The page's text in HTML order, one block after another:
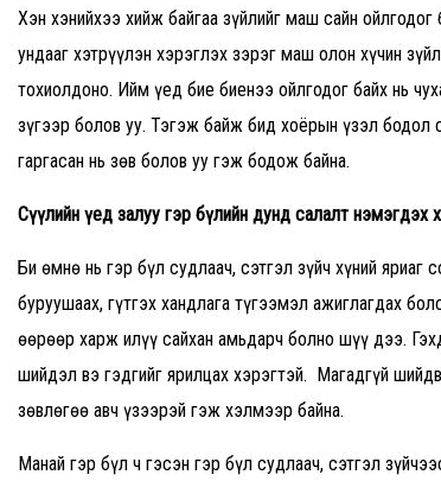
Хэн хэнийхээ хийж байгаа зүйлийг маш сайн
ундааг хэтрүүлэн хэрэглэх зэрэг маш олон хүчин
тохиолдоно. Ийм үед бие биенээ ойлгодог байх нь
зүгээр болов уу. Тэгэж байж бид хоёрын үзэл бодол
гаргасан нь зөв болов уу гэж бодож байна.
Сүүлийн үед залуу гэр бүлийн дунд салалт нэмэгдэх
Би өмнө нь гэр бүл судлаач, сэтгэл зүйч хүний
буруушаах, гүтгэх хандлага түгээмэл ажиглагдах
өөрөөр харж илүү сайхан амьдарч болно шүү дээ.
шийдэл вэ гэдгийг ярилцах хэрэгтэй. Магадгүй
зөвлөгөө авч үзээрэй гэж хэлмээр байна.
Манай гэр бүл ч гэсэн гэр бүл судлаач, сэтгэл